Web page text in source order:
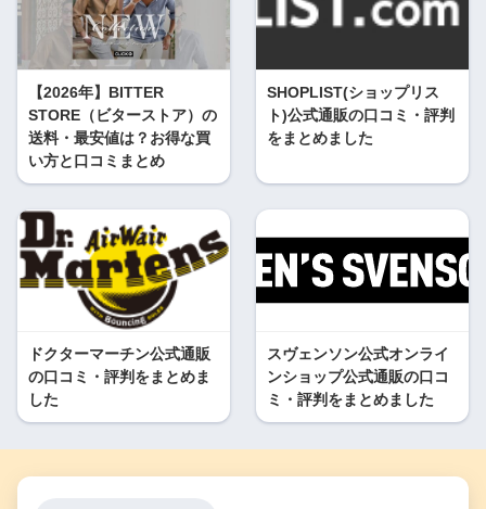
【2026年】BITTER
STORE（ビターストア）の
送料・最安値は？お得な買
い方と口コミまとめ
SHOPLIST(ショップリス
ト)公式通販の口コミ・評判
をまとめました
ドクターマーチン公式通販
の口コミ・評判をまとめま
した
スヴェンソン公式オンライ
ンショップ公式通販の口コ
ミ・評判をまとめました